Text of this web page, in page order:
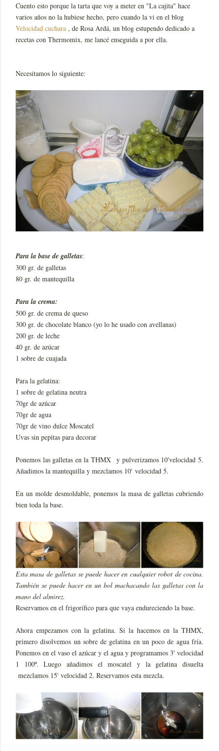
Cuento esto porque la tarta que voy a meter en "La cajita" hace
varios años no la hubiese hecho, pero cuando la vi en el blog
Velocidad cuchara , de Rosa Ardá, un blog estupendo dedicado a
recetas con Thermomix, me lancé enseguida a por ella.
Necesitamos lo siguiente:
Para la base de galletas:
300 gr. de galletas
80 gr. de mantequilla
Para la crema:
500 gr. de crema de queso
300 gr. de chocolate blanco (yo lo he usado con avellanas)
200 gr. de leche
40 gr. de azúcar
1 sobre de cuajada
Para la gelatina:
1 sobre de gelatina neutra
70gr de azúcar
70gr de agua
70gr de vino dulce Moscatel
Uvas sin pepitas para decorar
Ponemos las galletas en la THMX y pulverizamos 10'velocidad 5.
Añadimos la mantequilla y mezclamos 10' velocidad 5.
En un molde desmoldable, ponemos la masa de galletas cubriendo
bien toda la base.
Esta masa de galletas se puede hacer en cualquier robot de cocina.
También se puede hacer en un bol machacando las galletas con la
mano del almirez.
Reservamos en el frigorífico para que vaya endureciendo la base.
Ahora empezamos con la gelatina. Si la hacemos en la THMX,
primero disolvemos un sobre de gelatina en un poco de agua fría.
Ponemos en el vaso el azúcar y el agua y programamos 3' velocidad
1 100º. Luego añadimos el moscatel y la gelatina disuelta
mezclamos 15' velocidad 2. Reservamos esta mezcla.